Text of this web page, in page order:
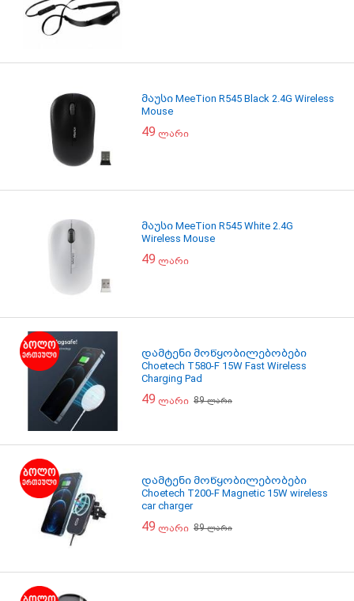
მაუსი MeeTion R545 Black 2.4G Wireless
Mouse
49 ლარი
მაუსი MeeTion R545 White 2.4G
Wireless Mouse
49 ლარი
დამტენი მოწყობილებობები
Choetech T580-F 15W Fast Wireless
Charging Pad
49 ლარი 89ლარი
დამტენი მოწყობილებობები
Choetech T200-F Magnetic 15W wireless
car charger
49 ლარი 89ლარი